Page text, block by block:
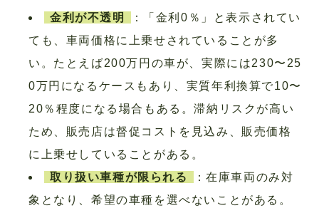
金利が不透明
：「金利0％」と表示されてい
ても、車両価格に上乗せされていることが多
い。たとえば200万円の車が、実際には230〜25
0万円になるケースもあり、実質年利換算で10〜
20％程度になる場合もある。滞納リスクが高い
ため、販売店は督促コストを見込み、販売価格
に上乗せしていることがある。
取り扱い車種が限られる
：在庫車両のみ対
象となり、希望の車種を選べないことがある。